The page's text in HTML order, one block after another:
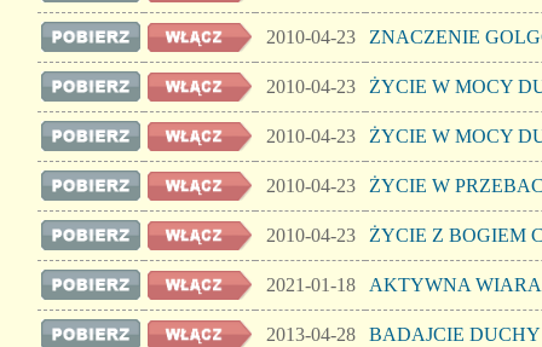
2010-04-23 ZNACZENIE
2010-04-23 ŻYCIE W MOCY
2010-04-23 ŻYCIE W MOCY
2010-04-23 ŻYCIE W
2010-04-23 ŻYCIE Z BOGIEM
2021-01-18 AKTYWNA WIARA
2013-04-28 BADAJCIE DUCHY